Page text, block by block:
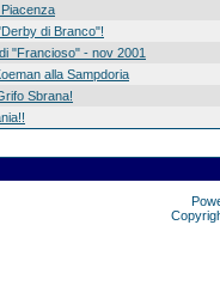
di Branco"!
"Francioso" - nov 2001
alla Sampdoria
Sbrana!